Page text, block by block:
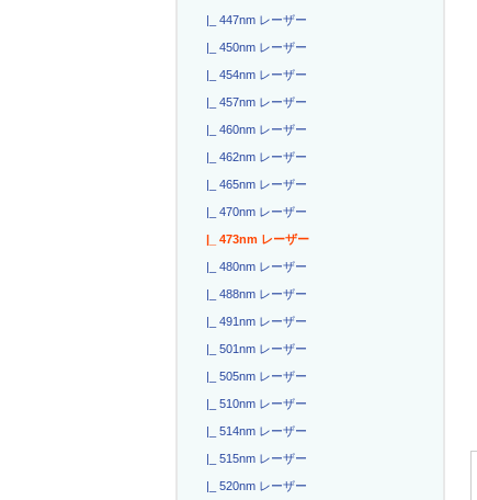
|_ 447nm レーザー
|_ 450nm レーザー
|_ 454nm レーザー
|_ 457nm レーザー
|_ 460nm レーザー
|_ 462nm レーザー
|_ 465nm レーザー
|_ 470nm レーザー
|_ 473nm レーザー
|_ 480nm レーザー
|_ 488nm レーザー
|_ 491nm レーザー
|_ 501nm レーザー
|_ 505nm レーザー
|_ 510nm レーザー
|_ 514nm レーザー
|_ 515nm レーザー
|_ 520nm レーザー